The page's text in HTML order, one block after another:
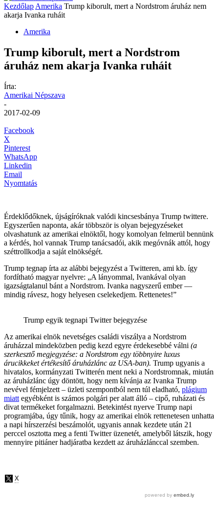
Kezdőlap Amerika Trump kiborult, mert a Nordstrom áruház nem
akarja Ivanka ruháit
Amerika
Trump kiborult, mert a Nordstrom
áruház nem akarja Ivanka ruháit
Írta:
Amerikai Népszava
-
2017-02-09
Facebook
X
Pinterest
WhatsApp
Linkedin
Email
Nyomtatás
Érdeklődőknek, újságíróknak valódi kincsesbánya Trump twittere.
Egyszerűen naponta, akár többször is olyan bejegyzéseket
olvashatunk az amerikai elnöktől, hogy komolyan felmerül bennünk
a kérdés, hol vannak Trump tanácsadói, akik megóvnák attól, hogy
széttrollkodja a saját elnökségét.
Trump tegnap írta az alábbi bejegyzést a Twitteren, ami kb. így
fordítható magyar nyelvre: „A lányommal, Ivankával olyan
igazságtalanul bánt a Nordstrom. Ivanka nagyszerű ember —
mindig rávesz, hogy helyesen cselekedjem. Rettenetes!”
Trump egyik tegnapi Twitter bejegyzése
Az amerikai elnök nevetséges családi viszálya a Nordstrom
áruházzal mindeközben pedig kezd egyre érdekesebbé válni (a
szerkesztő megjegyzése: a Nordstrom egy többnyire luxus
árucikkeket értékesítő áruházlánc az USA-ban). Trump ugyanis a
hivatalos, kormányzati Twitterén ment neki a Nordstromnak, miután
az áruházlánc úgy döntött, hogy nem kívánja az Ivanka Trump
nevével fémjelzett – üzleti szempontból nem túl eladható, plágium
miatt egyébként is számos polgári per alatt álló – cipő, ruházati és
divat termékeket forgalmazni. Betekintést nyerve Trump napi
programjába, úgy tűnik, hogy az amerikai elnök rettenetesen unhatta
a napi hírszerzési beszámolót, ugyanis annak kezdete után 21
perccel osztotta meg a fenti Twitter üzenetét, amelyből látszik, hogy
mennyire pitiáner hadjáratba kezdett az áruházlánccal szemben.